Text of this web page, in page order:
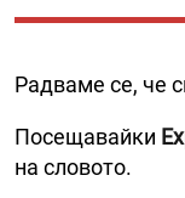
Радваме се, че
Посещавайки
на словото.